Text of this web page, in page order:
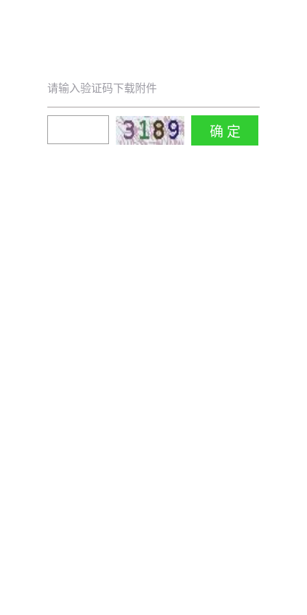
请输入验证码下载附件